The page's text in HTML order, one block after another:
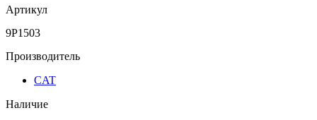
Артикул
9P1503
Производитель
CAT
Наличие